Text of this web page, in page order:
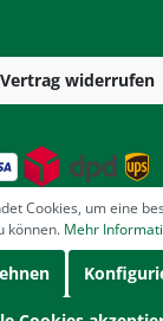
Vertrag widerrufen
Cookies, um eine
können. Mehr